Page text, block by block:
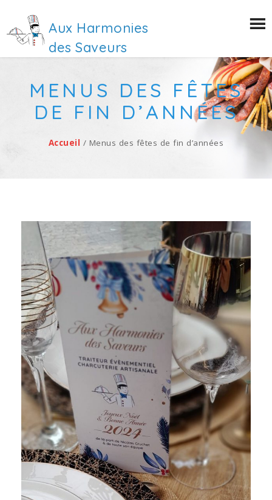
Aux Harmonies
des Saveurs
MENUS DES FÊTES
DE FIN D’ANNÉES
Accueil / Menus des fêtes de fin d’années